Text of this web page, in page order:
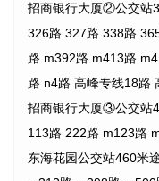
招商银行大厦②公交站
326路 327路 338路
路 m392路 m413路
路 n4路 高峰专线18路
招商银行大厦③公交站
113路 222路 m123路
东海花园公交站460米